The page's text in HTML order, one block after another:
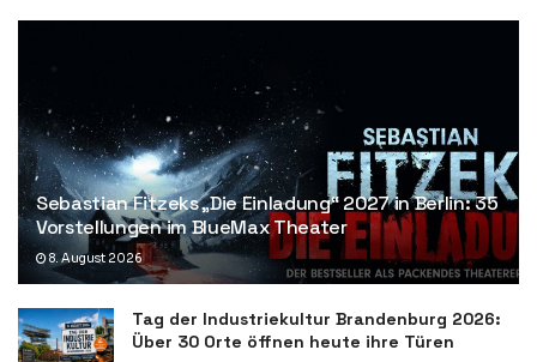
Sebastian Fitzeks „Die Einladung“ 2027 in Berlin: 35
Vorstellungen im BlueMax Theater
8. August 2026
Tag der Industriekultur Brandenburg 2026:
Über 30 Orte öffnen heute ihre Türen